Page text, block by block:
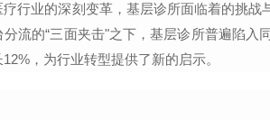
行业的深刻变革，基层诊所面临着的挑战
流的“三面夹击"之下，基层诊所普遍陷
12% ，为行业转型提供了新的启示。